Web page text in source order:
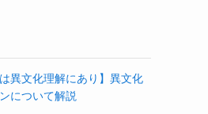
異文化理解にあり】異文化
について解説